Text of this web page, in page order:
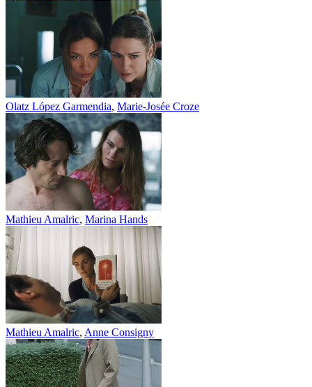
Olatz López Garmendia, Marie-Josée Croze
Mathieu Amalric, Marina Hands
Mathieu Amalric, Anne Consigny